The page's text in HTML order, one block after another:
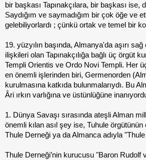
bir başkası Tapınakçılara, bir başkası
Saydığım ve saymadığım bir çok öğe ve
gelebiliyorlardı ; çünkü ortak ve temel bir
19. yüzyılın başında, Almanya'da aşırı
ilişkileri olan Tapınakçılığa bağlı üç örgüt
Templi Orientis ve Ordo Novi Templi. Her
en önemli işlerinden biri, Germenorden
kurulmasına katkıda bulunmalarıydı. Bu
Âri ırkın varlığına ve üstünlüğüne
1. Dünya Savaşı sırasında ateşli Alman
önemli kılan asıl şey ise, Tuhule
Thule Derneği ya da Almanca adıyla
Thule Derneği’nin kurucusu "Baron Rudolf